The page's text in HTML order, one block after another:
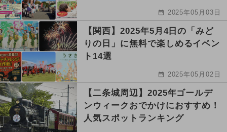
2025年05月03日
【関西】2025年5月4日の「みど
りの日」に無料で楽しめるイベン
ト14選
2025年05月02日
【二条城周辺】2025年ゴールデ
ンウィークおでかけにおすすめ！
人気スポットランキング